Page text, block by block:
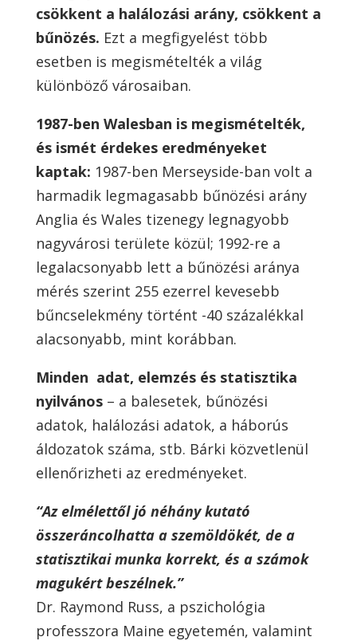
csökkent a halálozási arány, csökkent a
bűnözés. Ezt a megfigyelést több
esetben is megismételték a világ
különböző városaiban.
1987-ben Walesban is megismételték,
és ismét érdekes eredményeket
kaptak: 1987-ben Merseyside-ban volt a
harmadik legmagasabb bűnözési arány
Anglia és Wales tizenegy legnagyobb
nagyvárosi területe közül; 1992-re a
legalacsonyabb lett a bűnözési aránya
mérés szerint 255 ezerrel kevesebb
bűncselekmény történt -40 százalékkal
alacsonyabb, mint korábban.
Minden adat, elemzés és statisztika
nyilvános– a balesetek, bűnözési
adatok, halálozási adatok, a háborús
áldozatok száma, stb. Bárki közvetlenül
ellenőrizheti az eredményeket.
“Az elmélettől jó néhány kutató
összeráncolhatta a szemöldökét, de a
statisztikai munka korrekt, és a számok
magukért beszélnek.”
Dr. Raymond Russ, a pszichológia
professzora Maine egyetemén, valamint